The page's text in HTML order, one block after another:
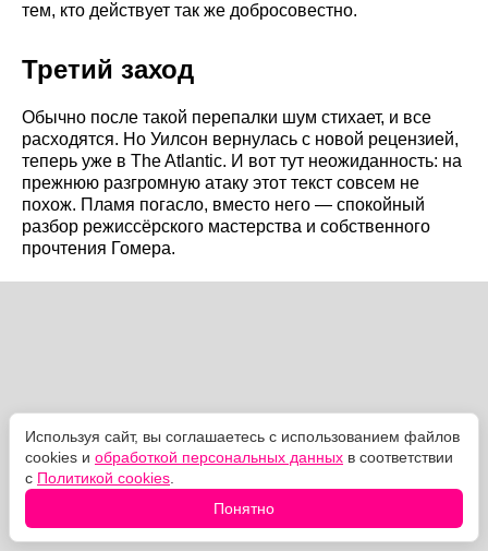
тем, кто действует так же добросовестно.
Третий заход
Обычно после такой перепалки шум стихает, и все
расходятся. Но Уилсон вернулась с новой рецензией,
теперь уже в The Atlantic. И вот тут неожиданность: на
прежнюю разгромную атаку этот текст совсем не
похож. Пламя погасло, вместо него — спокойный
разбор режиссёрского мастерства и собственного
прочтения Гомера.
Используя сайт, вы соглашаетесь с использованием файлов
cookies и обработкой персональных данных в соответствии
с Политикой cookies
Понятно